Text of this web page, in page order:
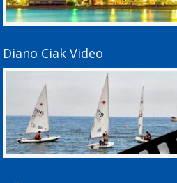
Diano Ciak Video